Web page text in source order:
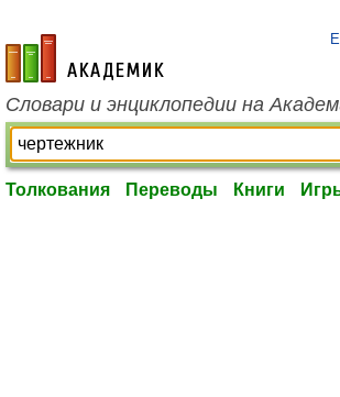
academic.ru
Словари и энциклопедии на
Толкования Переводы Книги